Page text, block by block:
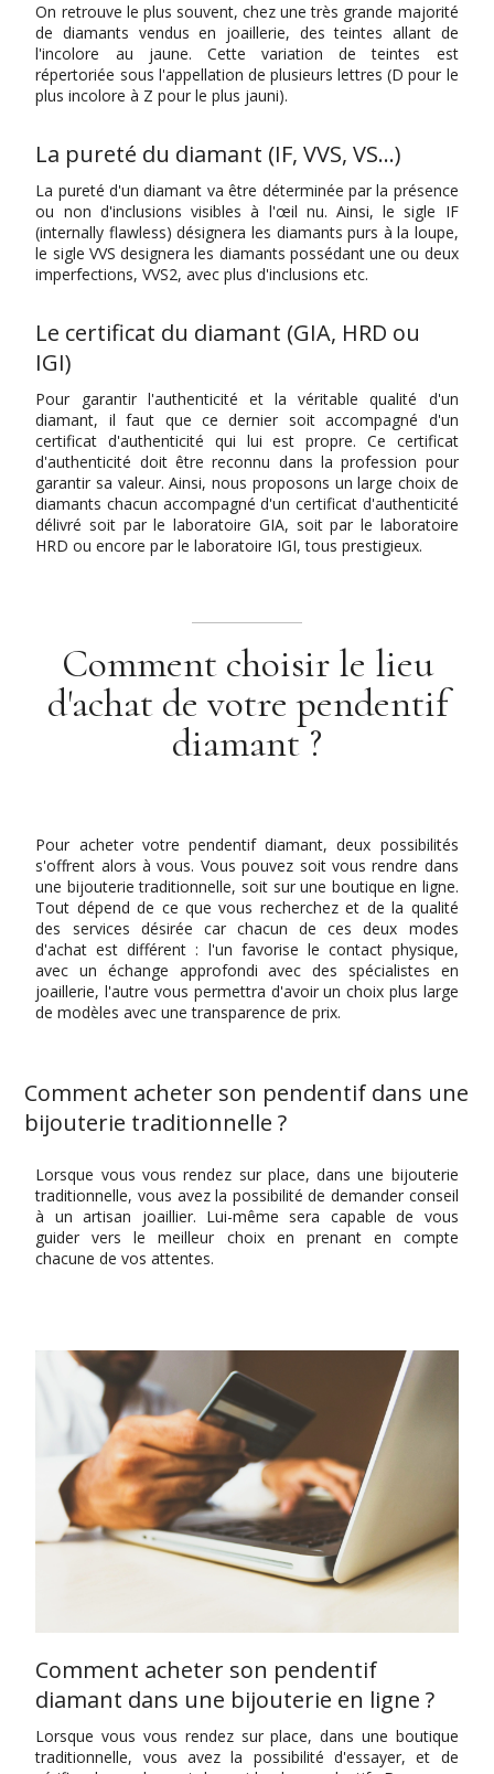
On retrouve le plus souvent, chez une très grande majorité
de diamants vendus en joaillerie, des teintes allant de
l'incolore au jaune. Cette variation de teintes est
répertoriée sous l'appellation de plusieurs lettres (D pour le
plus incolore à Z pour le plus jauni).
La pureté du diamant (IF, VVS, VS…)
La pureté d'un diamant va être déterminée par la présence
ou non d'inclusions visibles à l'œil nu. Ainsi, le sigle IF
(internally flawless) désignera les diamants purs à la loupe,
le sigle VVS designera les diamants possédant une ou deux
imperfections, VVS2, avec plus d'inclusions etc.
Le certificat du diamant (GIA, HRD ou
IGI)
Pour garantir l'authenticité et la véritable qualité d'un
diamant, il faut que ce dernier soit accompagné d'un
certificat d'authenticité qui lui est propre. Ce certificat
d'authenticité doit être reconnu dans la profession pour
garantir sa valeur. Ainsi, nous proposons un large choix de
diamants chacun accompagné d'un certificat d'authenticité
délivré soit par le laboratoire GIA, soit par le laboratoire
HRD ou encore par le laboratoire IGI, tous prestigieux.
Comment choisir le lieu
d'achat de votre pendentif
diamant ?
Pour acheter votre pendentif diamant, deux possibilités
s'offrent alors à vous. Vous pouvez soit vous rendre dans
une bijouterie traditionnelle, soit sur une boutique en ligne.
Tout dépend de ce que vous recherchez et de la qualité
des services désirée car chacun de ces deux modes
d'achat est différent : l'un favorise le contact physique,
avec un échange approfondi avec des spécialistes en
joaillerie, l'autre vous permettra d'avoir un choix plus large
de modèles avec une transparence de prix.
Comment acheter son pendentif dans une
bijouterie traditionnelle ?
Lorsque vous vous rendez sur place, dans une bijouterie
traditionnelle, vous avez la possibilité de demander conseil
à un artisan joaillier. Lui-même sera capable de vous
guider vers le meilleur choix en prenant en compte
chacune de vos attentes.
Comment acheter son pendentif
diamant dans une bijouterie en ligne ?
Lorsque vous vous rendez sur place, dans une boutique
traditionnelle, vous avez la possibilité d'essayer, et de